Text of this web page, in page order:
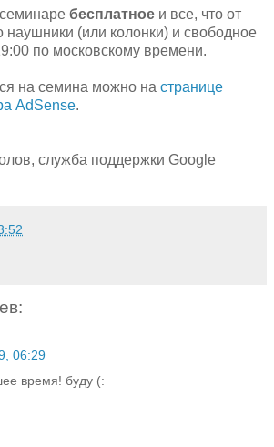
бесплатное и все, что от
наушники (или колонки) и свободное
по московскому времени.
на семина можно на странице
AdSense.
служба поддержки Google
06:29
время! буду (: